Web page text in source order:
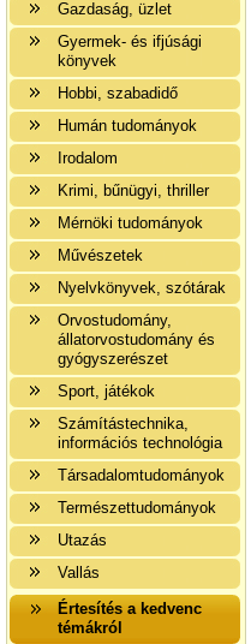
Gazdaság, üzlet
Gyermek- és ifjúsági
könyvek
Hobbi, szabadidő
Humán tudományok
Irodalom
Krimi, bűnügyi, thriller
Mérnöki tudományok
Művészetek
Nyelvkönyvek, szótárak
Orvostudomány,
állatorvostudomány és
gyógyszerészet
Sport, játékok
Számítástechnika,
információs technológia
Társadalomtudományok
Természettudományok
Utazás
Vallás
Értesítés a kedvenc
témákról